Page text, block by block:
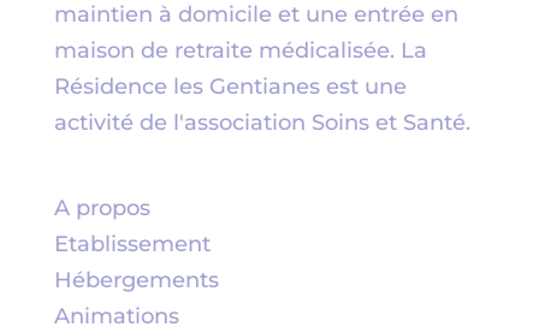
maintien à domicile et une entrée en
maison de retraite médicalisée. La
Résidence les Gentianes est une
activité de l'association Soins et Santé.
A propos
Etablissement
Hébergements
Animations